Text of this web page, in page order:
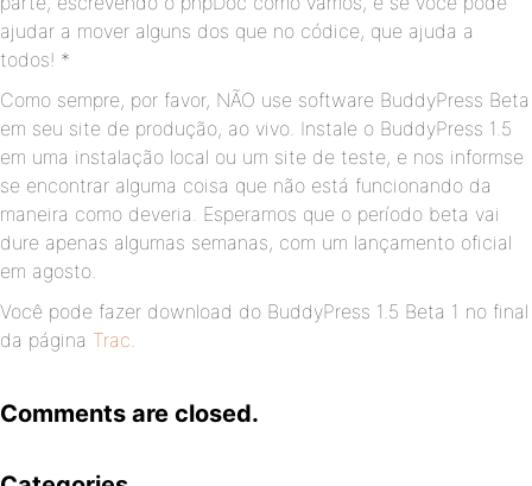
ajudar a mover alguns dos que no códice, que ajuda a
todos! *
Como sempre, por favor, NÃO use software BuddyPress Beta
em seu site de produção, ao vivo. Instale o BuddyPress 1.5
em uma instalação local ou um site de teste, e nos informse
se encontrar alguma coisa que não está funcionando da
maneira como deveria. Esperamos que o período beta vai
dure apenas algumas semanas, com um lançamento oficial
em agosto.
Você pode fazer download do BuddyPress 1.5 Beta 1 no final
da página Trac.
Comments are closed.